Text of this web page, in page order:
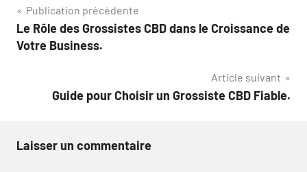
Navigation
de
Publication précédente
Le Rôle des Grossistes CBD dans le Croissance de
Votre Business.
Article suivant
Guide pour Choisir un Grossiste CBD Fiable.
Laisser un commentaire